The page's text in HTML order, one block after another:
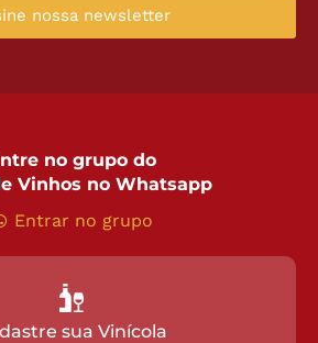
nossa newsletter
no grupo do
Vinhos no Whatsapp
Entrar no grupo
sua Vinícola